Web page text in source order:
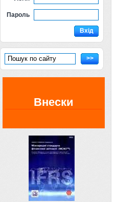
Пароль
Вхід
>>
Внески